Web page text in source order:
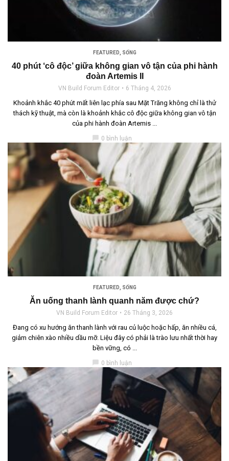
FEATURED SỐNG
40 phút ‘cô độc’ giữa không gian vô tận của phi hành
đoàn Artemis II
VN Build Forum Editor 6 Tháng 4, 2026
Khoảnh khắc 40 phút mất liên lạc phía sau Mặt Trăng không chỉ là thử
thách kỹ thuật, mà còn là khoảnh khắc cô độc giữa không gian vô tận
của phi hành đoàn Artemis ...
0 bình luận
FEATURED SỐNG
Ăn uống thanh lành quanh năm được chứ?
VN Build Forum Editor 26 Tháng 3, 2026
Đang có xu hướng ăn thanh lành với rau củ luộc hoặc hấp, ăn nhiều cá,
giảm chiên xào nhiều dầu mỡ. Liệu đây có phải là trào lưu nhất thời hay
bền vững, có ...
0 bình luận